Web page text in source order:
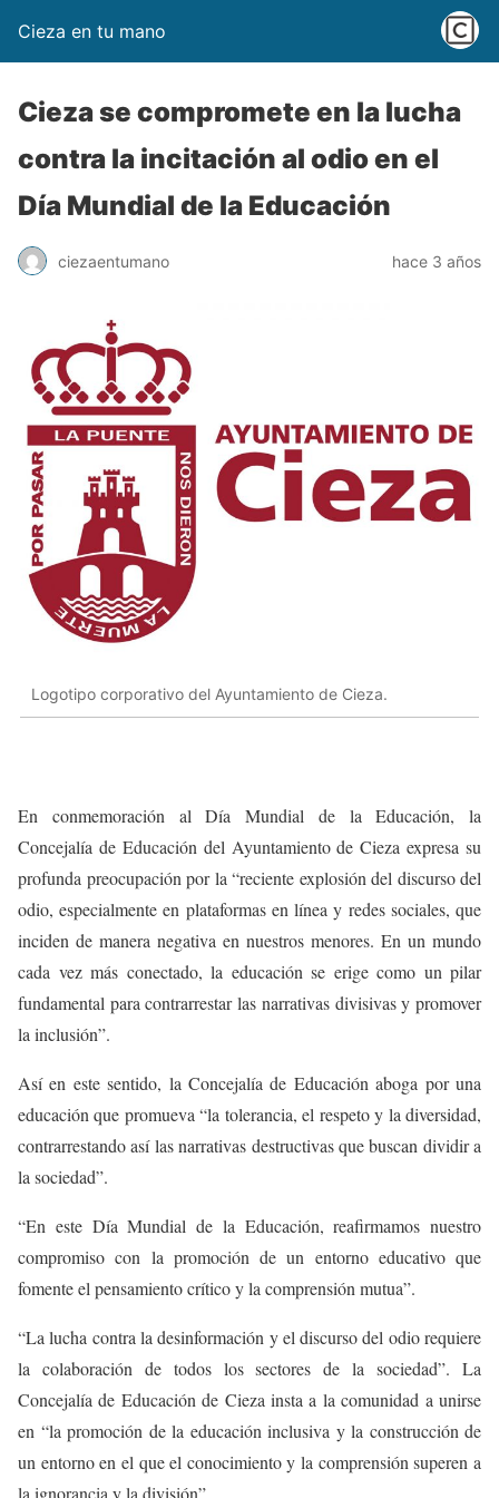
Cieza en tu mano
Cieza se compromete en la lucha
contra la incitación al odio en el
Día Mundial de la Educación
ciezaentumano hace 3 años
Logotipo corporativo del Ayuntamiento de Cieza.
En conmemoración al Día Mundial de la Educación, la
Concejalía de Educación del Ayuntamiento de Cieza expresa su
profunda preocupación por la “reciente explosión del discurso del
odio, especialmente en plataformas en línea y redes sociales, que
inciden de manera negativa en nuestros menores. En un mundo
cada vez más conectado, la educación se erige como un pilar
fundamental para contrarrestar las narrativas divisivas y promover
la inclusión”.
Así en este sentido, la Concejalía de Educación aboga por una
educación que promueva “la tolerancia, el respeto y la diversidad,
contrarrestando así las narrativas destructivas que buscan dividir a
la sociedad”.
“En este Día Mundial de la Educación, reafirmamos nuestro
compromiso con la promoción de un entorno educativo que
fomente el pensamiento crítico y la comprensión mutua”.
“La lucha contra la desinformación y el discurso del odio requiere
la colaboración de todos los sectores de la sociedad”. La
Concejalía de Educación de Cieza insta a la comunidad a unirse
en “la promoción de la educación inclusiva y la construcción de
un entorno en el que el conocimiento y la comprensión superen a
la ignorancia y la división”.